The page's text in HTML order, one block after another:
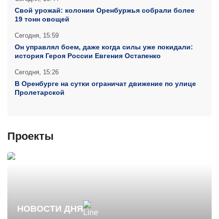
Свой урожай: колонии Оренбуржья собрали более
19 тонн овощей
Сегодня, 15:59
Он управлял боем, даже когда силы уже покидали:
история Героя России Евгения Остапенко
Сегодня, 15:26
В Оренбурге на сутки ограничат движение по улице
Пролетарской
Отбой ракетной опасности на территории
Оренбуржье житель потерял около 1 300 000 рублей
Проекты
НОВОСТИ ДНЯ